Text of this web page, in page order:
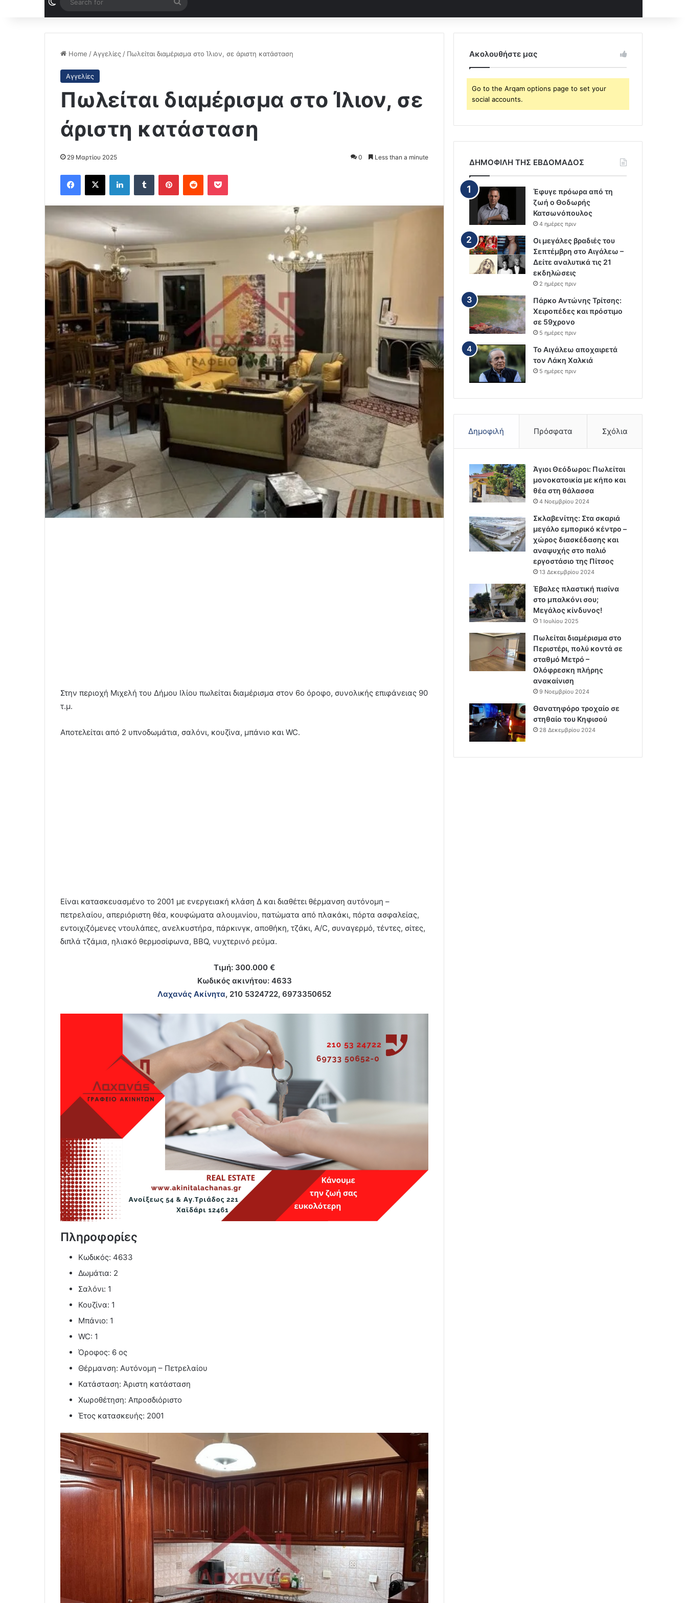
for
Home / Αγγελίες / Πωλείται διαμέρισμα στο Ίλιον, σε άριστη κατάσταση
Αγγελίες
Πωλείται διαμέρισμα στο Ίλιον, σε
άριστη κατάσταση
29 Μαρτίου 2025 0 Less than a minute
Facebook
X LinkedInTumblr PinterestReddit Pocket
Στην περιοχή Μιχελή του Δήμου Ιλίου πωλείται διαμέρισμα στον 6ο όροφο, συνολικής επιφάνειας 90
τ.μ.
Αποτελείται από 2 υπνοδωμάτια, σαλόνι, κουζίνα, μπάνιο και WC.
Είναι κατασκευασμένο το 2001 με ενεργειακή κλάση Δ και διαθέτει θέρμανση αυτόνομη –
πετρελαίου, απεριόριστη θέα, κουφώματα αλουμινίου, πατώματα από πλακάκι, πόρτα ασφαλείας,
εντοιχιζόμενες ντουλάπες, ανελκυστήρα, πάρκινγκ, αποθήκη, τζάκι, A/C, συναγερμό, τέντες, σίτες,
διπλά τζάμια, ηλιακό θερμοσίφωνα, BBQ, νυχτερινό ρεύμα.
Τιμή: 300.000 €
Κωδικός ακινήτου: 4633
Λαχανάς Ακίνητα, 210 5324722, 6973350652
Πληροφορίες
Κωδικός: 4633
Δωμάτια: 2
Σαλόνι: 1
Κουζίνα: 1
Μπάνιο: 1
WC: 1
Όροφος: 6 ος
Θέρμανση: Αυτόνομη – Πετρελαίου
Κατάσταση: Άριστη κατάσταση
Χωροθέτηση: Απροσδιόριστο
Έτος κατασκευής: 2001
Ακολουθήστε μας
Go to the Arqam options page to set your
social accounts.
ΔΗΜΟΦΙΛΗ ΤΗΣ ΕΒΔΟΜΑΔΟΣ
Έφυγε πρόωρα από τη
ζωή ο Θοδωρής
Κατσωνόπουλος
4 ημέρες πριν
Οι μεγάλες βραδιές του
Σεπτέμβρη στο Αιγάλεω –
Δείτε αναλυτικά τις 21
εκδηλώσεις
2 ημέρες πριν
Πάρκο Αντώνης Τρίτσης:
Χειροπέδες και πρόστιμο
σε 59χρονο
5 ημέρες πριν
Το Αιγάλεω αποχαιρετά
τον Λάκη Χαλκιά
5 ημέρες πριν
Δημοφιλή Πρόσφατα Σχόλια
Άγιοι Θεόδωροι: Πωλείται
μονοκατοικία με κήπο και
θέα στη θάλασσα
4 Νοεμβρίου 2024
Σκλαβενίτης: Στα σκαριά
μεγάλο εμπορικό κέντρο –
χώρος διασκέδασης και
αναψυχής στο παλιό
εργοστάσιο της Πίτσος
13 Δεκεμβρίου 2024
Έβαλες πλαστική πισίνα
στο μπαλκόνι σου;
Μεγάλος κίνδυνος!
1 Ιουλίου 2025
Πωλείται διαμέρισμα στο
Περιστέρι, πολύ κοντά σε
σταθμό Μετρό –
Ολόφρεσκη πλήρης
ανακαίνιση
9 Νοεμβρίου 2024
Θανατηφόρο τροχαίο σε
στηθαίο του Κηφισού
28 Δεκεμβρίου 2024